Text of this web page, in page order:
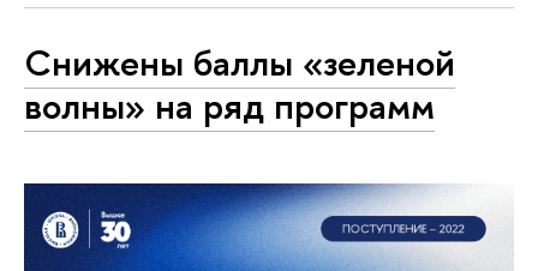
Снижены баллы «зеленой
волны» на ряд программ